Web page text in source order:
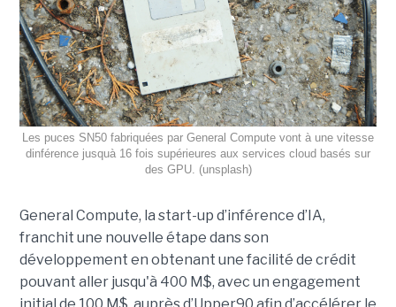
Les puces SN50 fabriquées par General Compute vont à une vitesse
dinférence jusquà 16 fois supérieures aux services cloud basés sur
des GPU. (unsplash)
General Compute, la start-up d’inférence d’IA,
franchit une nouvelle étape dans son
développement en obtenant une facilité de crédit
pouvant aller jusqu'à 400 M$, avec un engagement